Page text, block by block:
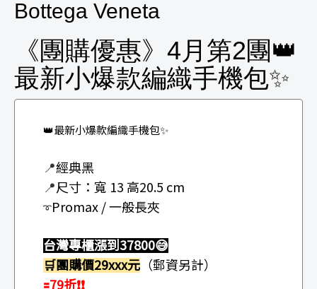
Bottega Veneta
《團購優惠》4月第2團👑
最新小爆款編織手機包✨
👑最新小爆款編織手機包✨
📍經典黑
📍尺寸： 寬 13 高20.5 cm
➰Promax / 一般長夾
台灣專櫃漲到37800😅
🛒團購價29xxx元 （郵資另計）
🟰79折❗❗